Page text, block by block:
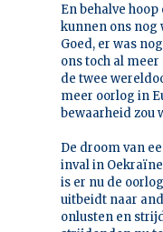
En behalve
kunnen ons nog
Goed, er was
ons toch al
de twee
meer oorlog in
bewaarheid zou
De droom van
inval in
is er nu de
uitbeidt naar
onlusten en